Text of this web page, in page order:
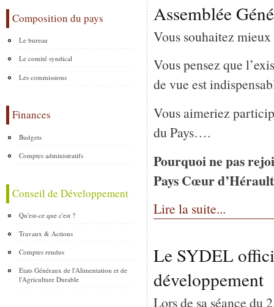
Composition du pays
Le bureau
Le comité syndical
Les commissions
Finances
Budgets
Comptes administratifs
Conseil de Développement
Qu'est-ce que c'est ?
Travaux & Actions
Comptes rendus
Etats Généraux de l'Alimentation et de
l'Agriculture Durable
Assemblée
Vous souhaitez
Vous pensez que
de vue est
Vous aimeriez
du Pays….
Pourquoi ne pas
Pays Cœur
Lire la suite...
Le SYDEL
développement
Lors de sa séance du